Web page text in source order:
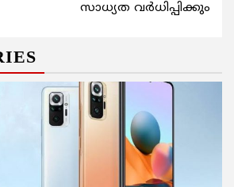
സാധ്യത വര്‍ധിപ്പിക്കും